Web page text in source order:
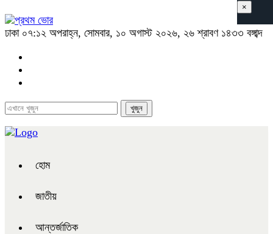
ঢাকা ০৭:১২ অপরাহ্ন, সোমবার, ১০ অগাস্ট ২০২৬, ২৬ শ্রাবণ ১৪৩৩ বঙ্গাব্দ
হোম
জাতীয়
আন্তর্জাতিক
×